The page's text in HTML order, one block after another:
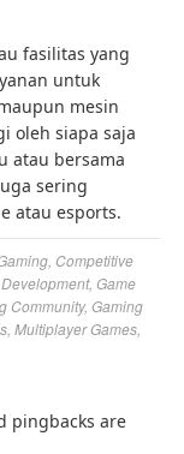
fasilitas yang
untuk
mesin
oleh siapa saja
atau bersama
sering
atau esports.
Competitive
, Game
Community, Gaming
Multiplayer Games
pingbacks are